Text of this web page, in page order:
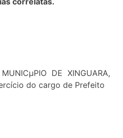
DE XINGUARA,
do cargo de Prefeito